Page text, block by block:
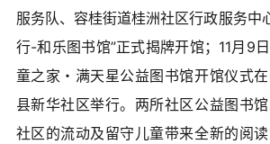
服务队、容桂街道桂洲社区行政服务中
行-和乐图书馆”正式揭牌开馆；11月9
童之家・满天星公益图书馆开馆仪式
县新华社区举行。两所社区公益图书
社区的流动及留守儿童带来全新的阅